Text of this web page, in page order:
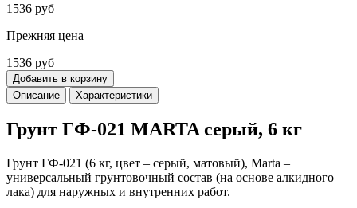
1536 руб
Прежняя цена
1536 руб
Добавить в корзину
Описание
Характеристики
Грунт ГФ-021 MARTA серый, 6 кг
Грунт ГФ-021 (6 кг, цвет – серый, матовый), Marta –
универсальный грунтовочный состав (на основе алкидного
лака) для наружных и внутренних работ.